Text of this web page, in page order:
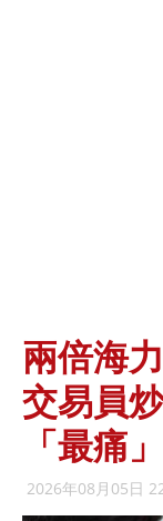
兩倍海
交易員
「最痛」
2026年08月05日